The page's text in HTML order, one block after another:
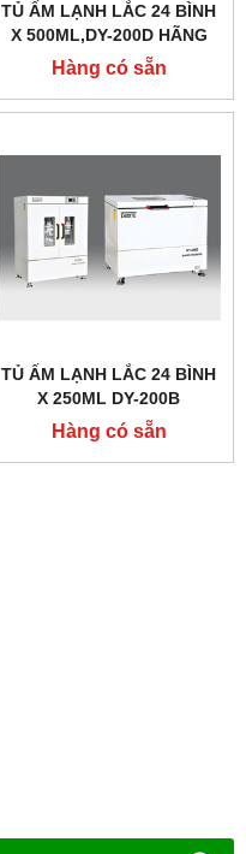
TỦ ẤM LẠNH LẮC 24 BÌNH
X 500ML,DY-200D HÃNG
TAISITELAB
Hàng có sẵn
TỦ ẤM LẠNH LẮC 24 BÌNH
X 250ML DY-200B
TAISITELAB
Hàng có sẵn